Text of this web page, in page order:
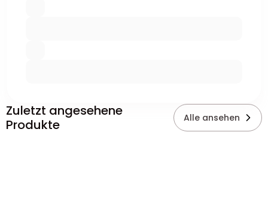
Zuletzt angesehene
Produkte
Alle ansehen